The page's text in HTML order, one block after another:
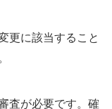
更に該当すること
査が必要です。確